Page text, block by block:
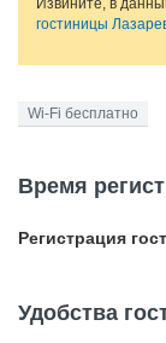
Извините, в
гостиницы
Wi-Fi бесплатно
Время
Регистрация
Удобства